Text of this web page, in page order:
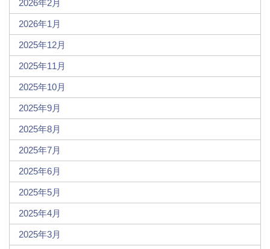
2026年2月
2026年1月
2025年12月
2025年11月
2025年10月
2025年9月
2025年8月
2025年7月
2025年6月
2025年5月
2025年4月
2025年3月